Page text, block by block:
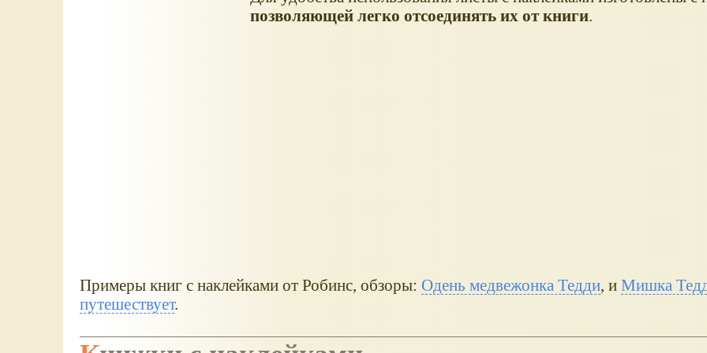
позволяющей легко отсоединять их от книги.
Примеры книг с наклейками от Робинс, обзоры: Одень медвежонка Тедди, и Мишка
путешествует.